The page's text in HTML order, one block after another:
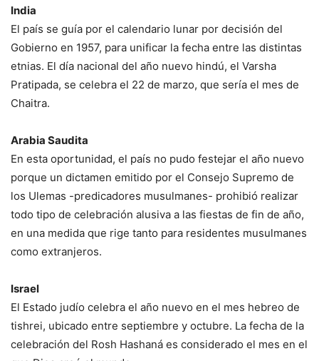
India
El país se guía por el calendario lunar por decisión del
Gobierno en 1957, para unificar la fecha entre las distintas
etnias. El día nacional del año nuevo hindú, el Varsha
Pratipada, se celebra el 22 de marzo, que sería el mes de
Chaitra.
Arabia Saudita
En esta oportunidad, el país no pudo festejar el año nuevo
porque un dictamen emitido por el Consejo Supremo de
los Ulemas -predicadores musulmanes- prohibió realizar
todo tipo de celebración alusiva a las fiestas de fin de año,
en una medida que rige tanto para residentes musulmanes
como extranjeros.
Israel
El Estado judío celebra el año nuevo en el mes hebreo de
tishrei, ubicado entre septiembre y octubre. La fecha de la
celebración del Rosh Hashaná es considerado el mes en el